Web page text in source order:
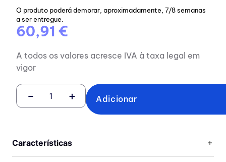
O produto poderá demorar, aproximadamente, 7/8 semanas
a ser entregue.
60,91 €
A todos os valores acresce IVA à taxa legal em
vigor
＋
－ Adicionar
Características